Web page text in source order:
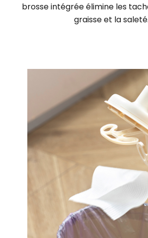
brosse intégrée élimine les
graisse et la saleté.